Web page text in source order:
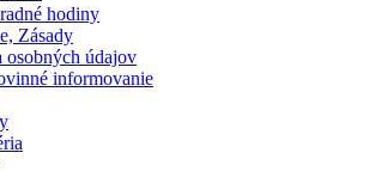
hodiny
Zásady
osobných údajov
informovanie